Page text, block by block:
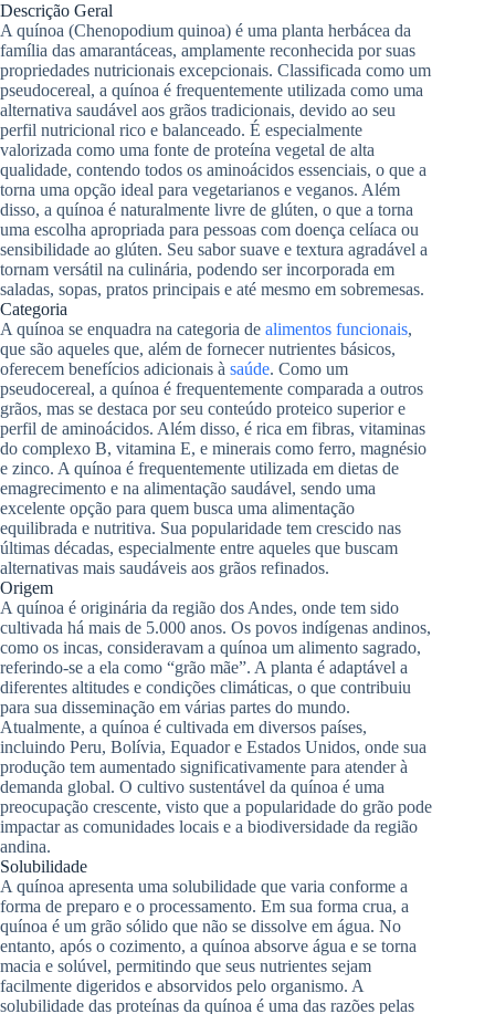
Descrição Geral
A quínoa (Chenopodium quinoa) é uma planta herbácea da
família das amarantáceas, amplamente reconhecida por suas
propriedades nutricionais excepcionais. Classificada como um
pseudocereal, a quínoa é frequentemente utilizada como uma
alternativa saudável aos grãos tradicionais, devido ao seu
perfil nutricional rico e balanceado. É especialmente
valorizada como uma fonte de proteína vegetal de alta
qualidade, contendo todos os aminoácidos essenciais, o que a
torna uma opção ideal para vegetarianos e veganos. Além
disso, a quínoa é naturalmente livre de glúten, o que a torna
uma escolha apropriada para pessoas com doença celíaca ou
sensibilidade ao glúten. Seu sabor suave e textura agradável a
tornam versátil na culinária, podendo ser incorporada em
saladas, sopas, pratos principais e até mesmo em sobremesas.
Categoria
A quínoa se enquadra na categoria de alimentos funcionais,
que são aqueles que, além de fornecer nutrientes básicos,
oferecem benefícios adicionais à saúde. Como um
pseudocereal, a quínoa é frequentemente comparada a outros
grãos, mas se destaca por seu conteúdo proteico superior e
perfil de aminoácidos. Além disso, é rica em fibras, vitaminas
do complexo B, vitamina E, e minerais como ferro, magnésio
e zinco. A quínoa é frequentemente utilizada em dietas de
emagrecimento e na alimentação saudável, sendo uma
excelente opção para quem busca uma alimentação
equilibrada e nutritiva. Sua popularidade tem crescido nas
últimas décadas, especialmente entre aqueles que buscam
alternativas mais saudáveis aos grãos refinados.
Origem
A quínoa é originária da região dos Andes, onde tem sido
cultivada há mais de 5.000 anos. Os povos indígenas andinos,
como os incas, consideravam a quínoa um alimento sagrado,
referindo-se a ela como “grão mãe”. A planta é adaptável a
diferentes altitudes e condições climáticas, o que contribuiu
para sua disseminação em várias partes do mundo.
Atualmente, a quínoa é cultivada em diversos países,
incluindo Peru, Bolívia, Equador e Estados Unidos, onde sua
produção tem aumentado significativamente para atender à
demanda global. O cultivo sustentável da quínoa é uma
preocupação crescente, visto que a popularidade do grão pode
impactar as comunidades locais e a biodiversidade da região
andina.
Solubilidade
A quínoa apresenta uma solubilidade que varia conforme a
forma de preparo e o processamento. Em sua forma crua, a
quínoa é um grão sólido que não se dissolve em água. No
entanto, após o cozimento, a quínoa absorve água e se torna
macia e solúvel, permitindo que seus nutrientes sejam
facilmente digeridos e absorvidos pelo organismo. A
solubilidade das proteínas da quínoa é uma das razões pelas